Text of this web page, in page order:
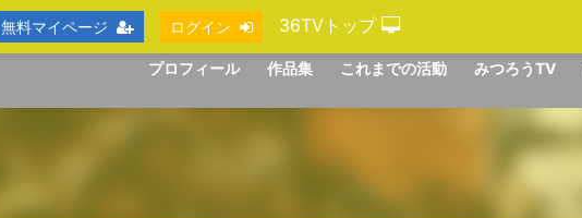
プロフィール 作品集 これまでの活動 みつろうTV
無料マイページ ログイン 36TVトップ